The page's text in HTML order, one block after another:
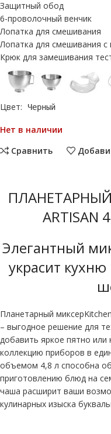
Защитный обод
6-проволочный венчик
Лопатка для смешивания
Лопатка для смешивания с
Крюк для замешивания
Цвет: Черный
Нет в наличии
Сравнить
ПЛАНЕТАРНЫЙ
ARTISAN
Элегантный
украсит
Планетарный
– выгодное решение для
добавить яркое пятно
коллекцию приборов в
объемом 4,8 л способна
приготовлению блюд на
чаша расширит ваши
кулинарных изыска